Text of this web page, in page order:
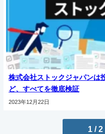
株式会社ストックジャパンは
ど、すべてを徹底検証
2023年12月22日
1 / 2